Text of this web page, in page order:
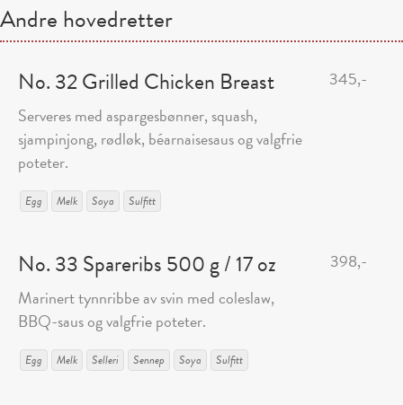
Andre hovedretter
No. 32 Grilled Chicken Breast
Serveres med aspargesbønner, squash,
sjampinjong, rødløk, béarnaisesaus og valgfrie
poteter.
Egg Melk Soya Sulfitt
345,-
No. 33 Spareribs 500 g / 17 oz
Marinert tynnribbe av svin med coleslaw,
BBQ-saus og valgfrie poteter.
Egg Melk Selleri Sennep Soya Sulfitt
398,-